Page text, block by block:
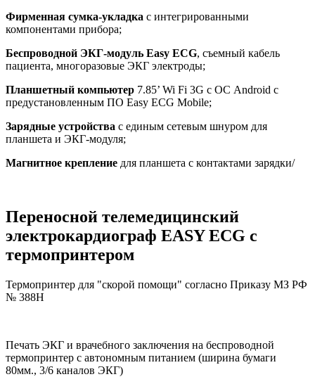
Фирменная сумка-укладка с интегрированными
компонентами прибора;
Беспроводной ЭКГ-модуль Easy ECG, съемный кабель
пациента, многоразовые ЭКГ электроды;
Планшетный компьютер 7.85’ Wi Fi 3G с ОС Android с
предустановленным ПО Easy ECG Mobile;
Зарядные устройства с единым сетевым шнуром для
планшета и ЭКГ-модуля;
Магнитное крепление для планшета с контактами зарядки/
Переносной телемедицинский
электрокардиограф EASY ECG с
термопринтером
Термопринтер для "скорой помощи" согласно Приказу МЗ РФ
№ 388Н
Печать ЭКГ и врачебного заключения на беспроводной
термопринтер с автономным питанием (ширина бумаги
80мм., 3/6 каналов ЭКГ)